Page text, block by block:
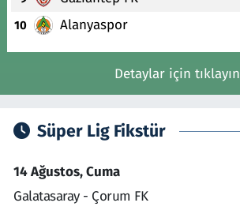
10 Alanyaspor
Detaylar için tıklayın
Süper Lig Fikstür
14 Ağustos, Cuma
Galatasaray - Çorum FK